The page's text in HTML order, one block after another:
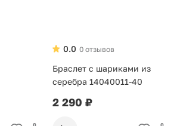
0 отзывов
0.0
Браслет с шариками из
серебра 14040011-40
2 290 ₽